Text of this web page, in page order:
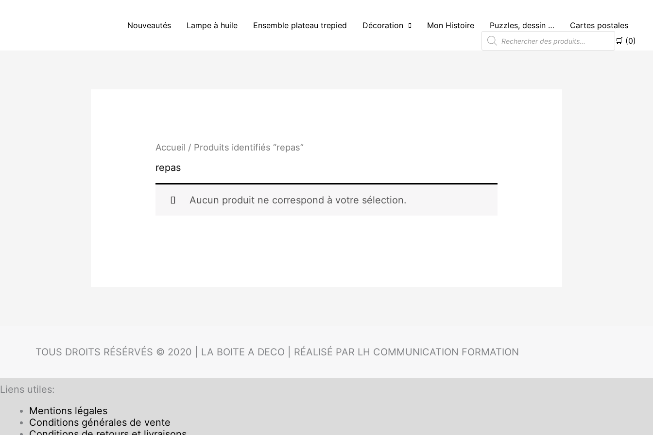
Nouveautés Lampe à huile Ensemble plateau trepied Décoration Mon Histoire Puzzles, dessin …
Cartes postales
Recherche
de
🛒 (0)
Accueil / Produits identifiés “repas”
repas
Aucun produit ne correspond à votre sélection.
TOUS DROITS RÉSÉRVÉS © 2020 | LA BOITE A DECO | RÉALISÉ PAR LH COMMUNICATION FORMATION
Liens utiles:
Mentions légales
Conditions générales de vente